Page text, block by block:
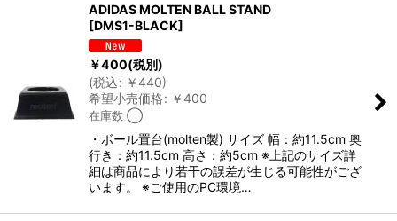
ADIDAS MOLTEN BALL STAND
[DMS1-BLACK]
￥400(税別)
(税込: ￥440)
希望小売価格: ￥400
在庫数 ◯
・ボール置台(molten製) サイズ 幅：約11.5cm 奥
行き：約11.5cm 高さ：約5cm ※上記のサイズ詳
細は商品により若干の誤差が生じる可能性がござ
います。 ※ご使用のPC環境…